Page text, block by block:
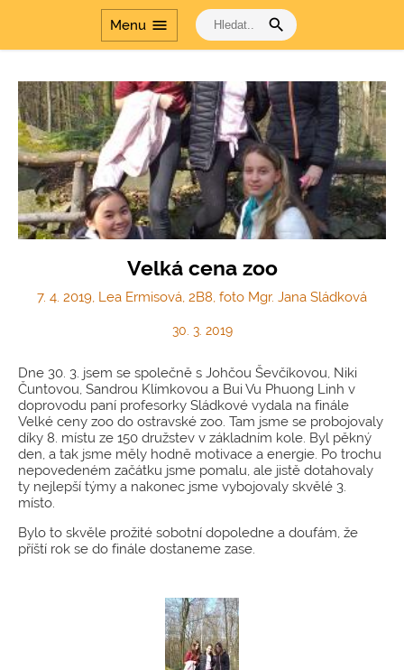
Menu menu search
Velká cena zoo
7. 4. 2019, Lea Ermisová, 2B8, foto Mgr. Jana Sládková
30. 3. 2019
Dne 30. 3. jsem se společně s Johčou Ševčíkovou, Niki
Čuntovou, Sandrou Klímkovou a Bui Vu Phuong Linh v
doprovodu paní profesorky Sládkové vydala na finále
Velké ceny zoo do ostravské zoo. Tam jsme se probojovaly
díky 8. místu ze 150 družstev v základním kole. Byl pěkný
den, a tak jsme měly hodně motivace a energie. Po trochu
nepovedeném začátku jsme pomalu, ale jistě dotahovaly
ty nejlepší týmy a nakonec jsme vybojovaly skvělé 3.
místo.
Bylo to skvěle prožité sobotní dopoledne a doufám, že
příští rok se do finále dostaneme zase.